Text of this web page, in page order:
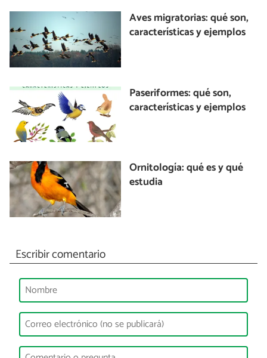
Aves migratorias: qué son,
características y ejemplos
Paseriformes: qué son,
características y ejemplos
Ornitología: qué es y qué
estudia
Escribir comentario